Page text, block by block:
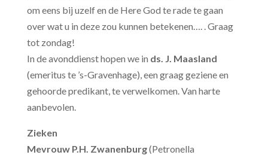
om eens bij uzelf en de Here God te rade te gaan
over wat u in deze zou kunnen betekenen…. . Graag
tot zondag!
In de avonddienst hopen we in ds. J. Maasland
(emeritus te ’s-Gravenhage), een graag geziene en
gehoorde predikant, te verwelkomen. Van harte
aanbevolen.
Zieken
Mevrouw P.H. Zwanenburg(Petronella